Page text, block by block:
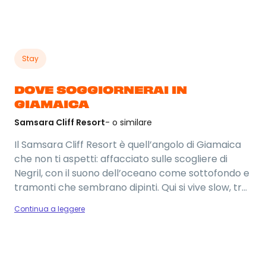
Stay
DOVE SOGGIORNERAI IN
GIAMAICA
Samsara Cliff Resort- o similare
Il Samsara Cliff Resort è quell’angolo di Giamaica
che non ti aspetti: affacciato sulle scogliere di
Negril, con il suono dell’oceano come sottofondo e
tramonti che sembrano dipinti. Qui si vive slow, tra
che scorrono senza fretta. Un’atmosfera
Continua a leggere